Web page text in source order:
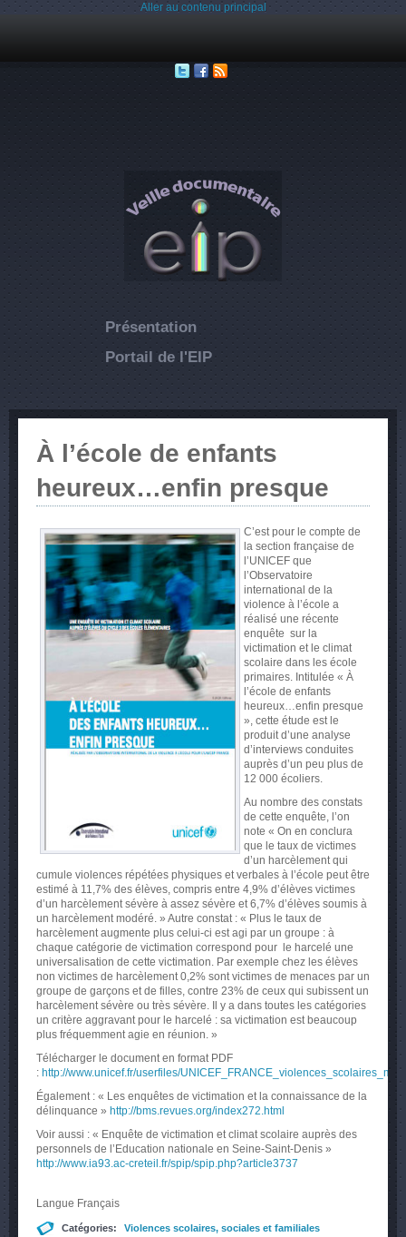
Aller au contenu principal
Présentation
Portail de l'EIP
À l’école de enfants
heureux…enfin presque
C’est pour le compte de
la section française de
l’UNICEF que
l’Observatoire
international de la
violence à l’école a
réalisé une récente
enquête sur la
victimation et le climat
scolaire dans les école
primaires. Intitulée « À
l’école de enfants
heureux…enfin presque
», cette étude est le
produit d’une analyse
d’interviews conduites
auprès d’un peu plus de
12 000 écoliers.
Au nombre des constats
de cette enquête, l’on
note « On en conclura
que le taux de victimes
d’un harcèlement qui
cumule violences répétées physiques et verbales à l’école peut être
estimé à 11,7% des élèves, compris entre 4,9% d’élèves victimes
d’un harcèlement sévère à assez sévère et 6,7% d’élèves soumis à
un harcèlement modéré. » Autre constat : « Plus le taux de
harcèlement augmente plus celui-ci est agi par un groupe : à
chaque catégorie de victimation correspond pour le harcelé une
universalisation de cette victimation. Par exemple chez les élèves
non victimes de harcèlement 0,2% sont victimes de menaces par un
groupe de garçons et de filles, contre 23% de ceux qui subissent un
harcèlement sévère ou très sévère. Il y a dans toutes les catégories
un critère aggravant pour le harcelé : sa victimation est beaucoup
plus fréquemment agie en réunion. »
Télécharger le document en format PDF
: http://www.unicef.fr/userfiles/
Également : « Les enquêtes de victimation et la connaissance de la
délinquance » http://bms.revues.org/index272.html
Voir aussi : « Enquête de victimation et climat scolaire auprès des
personnels de l’Education nationale en Seine-Saint-Denis »
http://www.ia93.ac-creteil.fr/spip/spip.php?article3737
Langue Français
Catégories: Violences scolaires, sociales et familiales